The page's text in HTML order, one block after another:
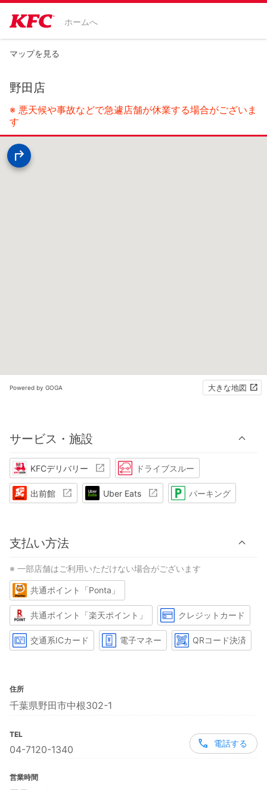
ホームへ
マップを見る
野田店
※ 悪天候や事故などで急遽店舗が休業する場合がございま
す
Powered by GOGA 大きな地図
サービス・施設
KFCデリバリー ドライブスルー
出前館 Uber Eats パーキング
支払い方法
※ 一部店舗はご利用いただけない場合がございます
共通ポイント「Ponta」
共通ポイント「楽天ポイント」 クレジットカード
交通系ICカード 電子マネー QRコード決済
住所
千葉県野田市中根302-1
TEL
04-7120-1340
電話する
営業時間